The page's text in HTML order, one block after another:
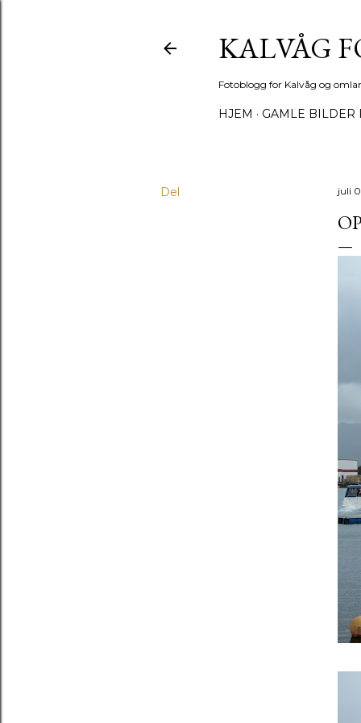
KALVÅG
Fotoblogg for Kalvåg og
HJEM GAMLE BILDER
Del juli